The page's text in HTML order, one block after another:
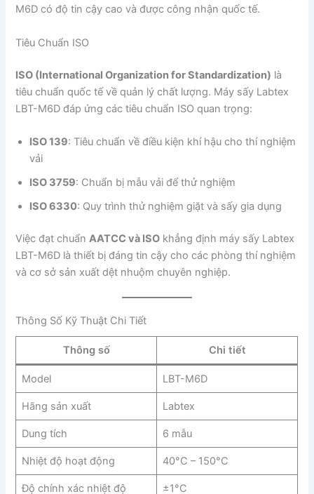
M6D có độ tin cậy cao và được công nhận quốc tế.
Tiêu Chuẩn ISO
ISO (International Organization for Standardization) là
tiêu chuẩn quốc tế về quản lý chất lượng. Máy sấy Labtex
LBT-M6D đáp ứng các tiêu chuẩn ISO quan trọng:
ISO 139: Tiêu chuẩn về điều kiện khí hậu cho thí nghiệm
vải
ISO 3759: Chuẩn bị mẫu vải để thử nghiệm
ISO 6330: Quy trình thử nghiệm giặt và sấy gia dụng
Việc đạt chuẩnAATCC và ISO khẳng định máy sấy Labtex
LBT-M6D là thiết bị đáng tin cậy cho các phòng thí nghiệm
và cơ sở sản xuất dệt nhuộm chuyên nghiệp.
Thông Số Kỹ Thuật Chi Tiết
Thông số Chi tiết
Model LBT-M6D
Hãng sản xuất Labtex
Dung tích 6 mẫu
Nhiệt độ hoạt động 40°C – 150°C
Độ chính xác nhiệt độ ±1°C